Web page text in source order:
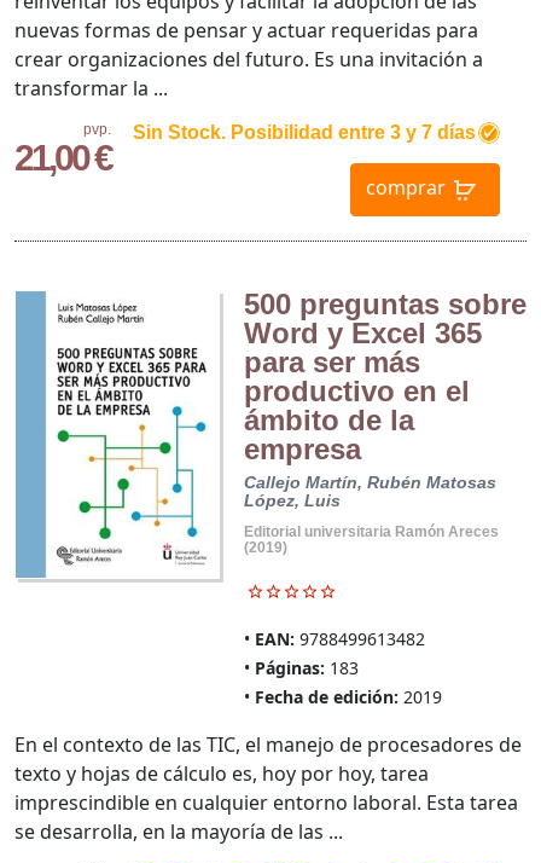
pvp.
21,00 €
Sin Stock. Posibilidad entre 3 y 7 días
comprar
nuevas formas de pensar y actuar requeridas para
crear organizaciones del futuro. Es una invitación a
transformar la ...
500 preguntas sobre
Word y Excel 365
para ser más
productivo en el
ámbito de la
empresa
Callejo Martín, Rubén Matosas
López, Luis
Editorial universitaria Ramón Areces
(2019)
EAN: 9788499613482
Páginas: 183
Fecha de edición: 2019
En el contexto de las TIC, el manejo de procesadores de
texto y hojas de cálculo es, hoy por hoy, tarea
imprescindible en cualquier entorno laboral. Esta tarea
se desarrolla, en la mayoría de las ...